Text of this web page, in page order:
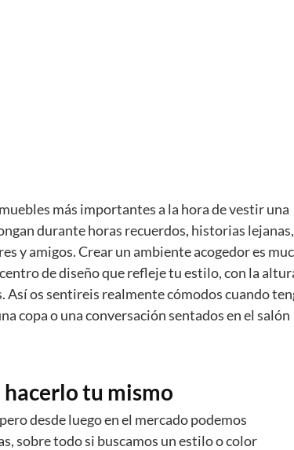
más importantes a la hora de vestir una
durante horas recuerdos, historias lejanas,
y amigos. Crear un ambiente acogedor es
de diseño que refleje tu estilo, con la
Así os sentireis realmente cómodos cuando
copa o una conversación sentados en el salón
tu mismo
desde luego en el mercado podemos
sobre todo si buscamos un estilo o color